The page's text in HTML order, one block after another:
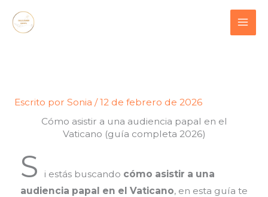
Escrito por Sonia /12 de febrero de 2026
Cómo asistir a una audiencia papal en el
Vaticano (guía completa 2026)
S i estás buscando cómo asistir a una
audiencia papal en el Vaticano, en esta guía te